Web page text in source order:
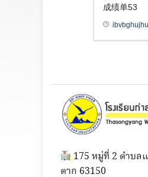
成绩单53
175 หมู่ที่ 2 ตำบล
ตาก 63150